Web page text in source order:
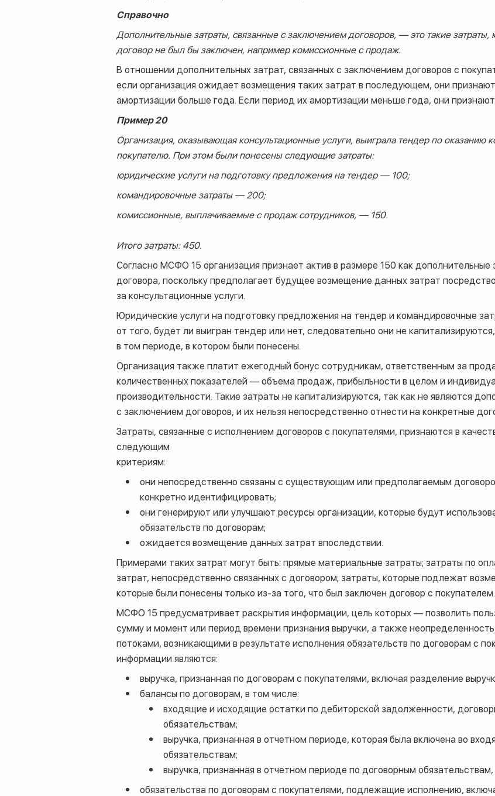
Справочно
Дополнительные затраты, связанные с заключением договоров, — это такие
договор не был бы заключен, например комиссионные с продаж.
В отношении дополнительных затрат, связанных с заключением договоров с
если организация ожидает возмещения таких затрат в последующем, они
амортизации больше года. Если период их амортизации меньше года, они
Пример 20
Организация, оказывающая консультационные услуги, выиграла тендер по оказанию
покупателю. При этом были понесены следующие затраты:
юридические услуги на подготовку предложения на тендер — 100;
командировочные затраты — 200;
комиссионные, выплачиваемые с продаж сотрудников, — 150.
Итого затраты: 450.
Согласно МСФО 15 организация признает актив в размере 150 как дополнительные
договора, поскольку предполагает будущее возмещение данных затрат
за консультационные услуги.
Юридические услуги на подготовку предложения на тендер и командировочные
от того, будет ли выигран тендер или нет, следовательно они не
в том периоде, в котором были понесены.
Организация также платит ежегодный бонус сотрудникам, ответственным за
количественных показателей — объема продаж, прибыльности в целом и
производительности. Такие затраты не капитализируются, так как не являются
с заключением договоров, и их нельзя непосредственно отнести на конкретные
Затраты, связанные с исполнением договоров с покупателями, признаются в
следующим
критериям:
они непосредственно связаны с существующим или предполагаемым
конкретно идентифицировать;
они генерируют или улучшают ресурсы организации, которые будут
обязательств по договорам;
ожидается возмещение данных затрат впоследствии.
Примерами таких затрат могут быть: прямые материальные затраты; затраты по
затрат, непосредственно связанных с договором; затраты, которые подлежат
которые были понесены только из-за того, что был заключен договор с покупателем.
МСФО 15 предусматривает раскрытия информации, цель которых — позволить
сумму и момент или период времени признания выручки, а также
потоками, возникающими в результате исполнения обязательств по договорам с
информации являются:
выручка, признанная по договорам с покупателями, включая разделение
балансы по договорам, в том числе:
входящие и исходящие остатки по дебиторской задолженности,
обязательствам;
выручка, признанная в отчетном периоде, которая была включена во
обязательствам;
выручка, признанная в отчетном периоде по договорным
обязательства по договорам с покупателями, подлежащие исполнению,